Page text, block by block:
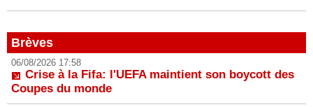
Brèves
06/08/2026 17:58
Crise à la Fifa: l'UEFA maintient son boycott des
Coupes du monde